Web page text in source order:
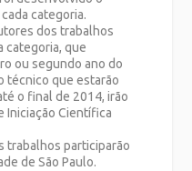
categoria.
dos trabalhos
categoria, que
ou segundo ano do
técnico que estarão
o final de 2014, irão
Iniciação Científica
trabalhos participarão
de São Paulo.